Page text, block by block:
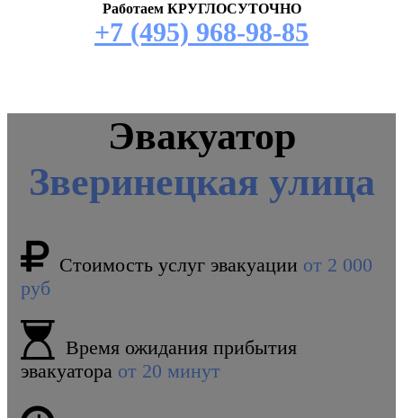
Работаем КРУГЛОСУТОЧНО
+7 (495) 968-98-85
Эвакуатор
Зверинецкая улица
Стоимость услуг эвакуации от 2 000
руб
Время ожидания прибытия
эвакуатора от 20 минут